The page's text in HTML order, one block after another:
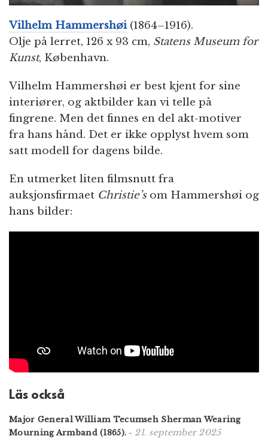
Vilhelm Hammershøi(1864–1916).
Olje på lerret, 126 x 93 cm, Statens Museum for
Kunst, København.
Vilhelm Hammershøi er best kjent for sine
interiører, og aktbilder kan vi telle på
fingrene. Men det finnes en del akt-motiver
fra hans hånd. Det er ikke opplyst hvem som
satt modell for dagens bilde.
En utmerket liten filmsnutt fra
auksjonsfirmaet Christie’som Hammershøi og
hans bilder:
Läs också
Major General William Tecumseh Sherman Wearing
Mourning Armband (1865). - 21. september 2025